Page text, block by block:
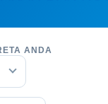
ANDA